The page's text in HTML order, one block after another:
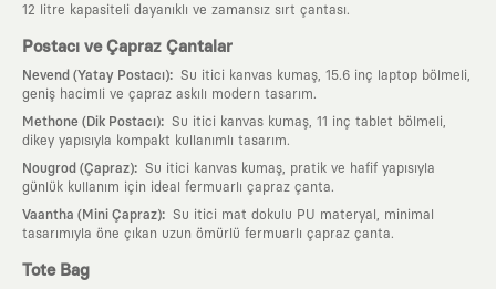
12 litre kapasiteli dayanıklı ve zamansız sırt çantası.
Postacı ve Çapraz Çantalar
Nevend (Yatay Postacı): Su itici kanvas kumaş, 15.6 inç laptop bölmeli,
geniş hacimli ve çapraz askılı modern tasarım.
Methone (Dik Postacı): Su itici kanvas kumaş, 11 inç tablet bölmeli,
dikey yapısıyla kompakt kullanımlı tasarım.
Nougrod (Çapraz): Su itici kanvas kumaş, pratik ve hafif yapısıyla
günlük kullanım için ideal fermuarlı çapraz çanta.
Vaantha (Mini Çapraz): Su itici mat dokulu PU materyal, minimal
tasarımıyla öne çıkan uzun ömürlü fermuarlı çapraz çanta.
Tote Bag